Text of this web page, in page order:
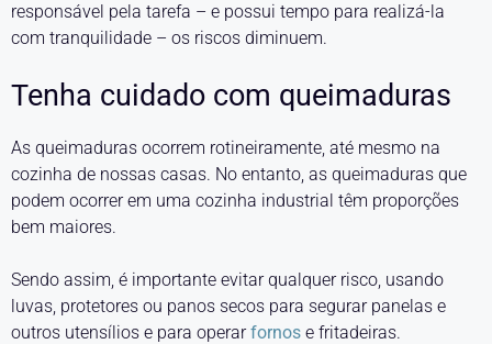
responsável pela tarefa – e possui tempo para realizá-la
com tranquilidade – os riscos diminuem.
Tenha cuidado com queimaduras
As queimaduras ocorrem rotineiramente, até mesmo na
cozinha de nossas casas. No entanto, as queimaduras que
podem ocorrer em uma cozinha industrial têm proporções
bem maiores.
Sendo assim, é importante evitar qualquer risco, usando
luvas, protetores ou panos secos para segurar panelas e
outros utensílios e para operarfornos e fritadeiras.